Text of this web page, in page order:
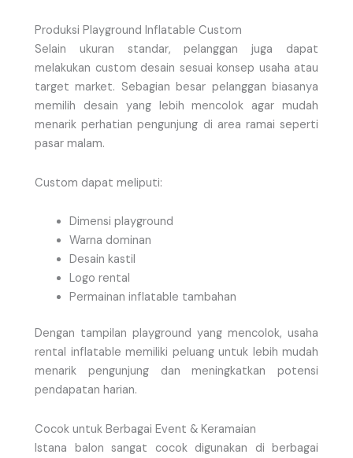
Produksi Playground Inflatable Custom
Selain ukuran standar, pelanggan juga dapat
melakukan custom desain sesuai konsep usaha atau
target market. Sebagian besar pelanggan biasanya
memilih desain yang lebih mencolok agar mudah
menarik perhatian pengunjung di area ramai seperti
pasar malam.
Custom dapat meliputi:
Dimensi playground
Warna dominan
Desain kastil
Logo rental
Permainan inflatable tambahan
Dengan tampilan playground yang mencolok, usaha
rental inflatable memiliki peluang untuk lebih mudah
menarik pengunjung dan meningkatkan potensi
pendapatan harian.
Cocok untuk Berbagai Event & Keramaian
Istana balon sangat cocok digunakan di berbagai